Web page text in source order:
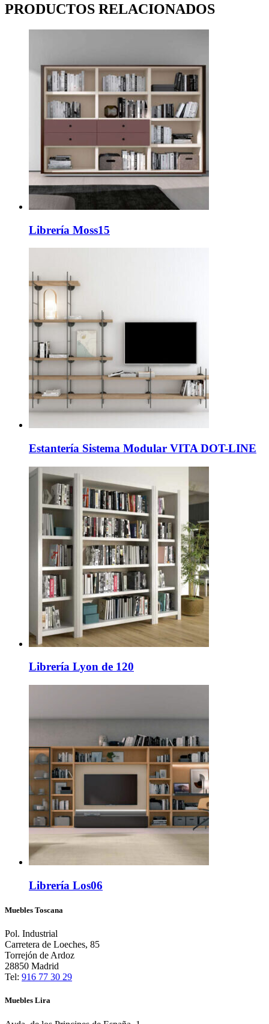
PRODUCTOS RELACIONADOS
Librería Moss15
Estantería Sistema Modular VITA DOT-LINE
Librería Lyon de 120
Librería Los06
Muebles Toscana
Pol. Industrial
Carretera de Loeches, 85
Torrejón de Ardoz
28850 Madrid
Tel: 916 77 30 29
Muebles Lira